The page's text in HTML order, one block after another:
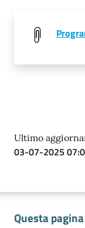
Ultimo
03-07-2025
Questa